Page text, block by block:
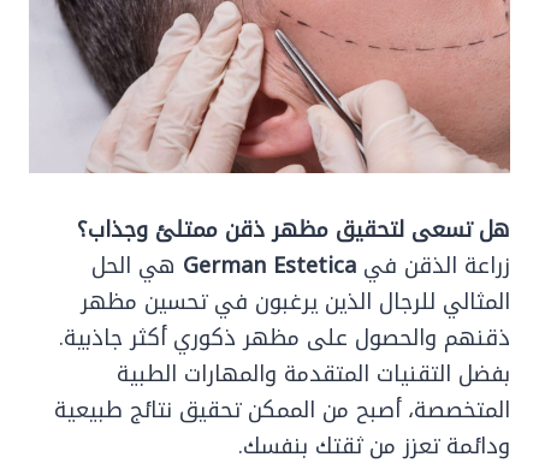
هل تسعى لتحقيق مظهر ذقن ممتلئ وجذاب؟
زراعة الذقن في German Estetica هي الحل
المثالي للرجال الذين يرغبون في تحسين مظهر
ذقنهم والحصول على مظهر ذكوري أكثر جاذبية.
بفضل التقنيات المتقدمة والمهارات الطبية
المتخصصة، أصبح من الممكن تحقيق نتائج طبيعية
ودائمة تعزز من ثقتك بنفسك.